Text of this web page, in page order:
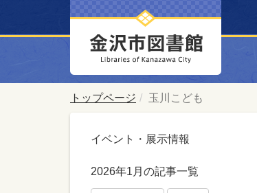
トップページ 玉川こども
イベント・展示情報
2026年1月の記事一覧